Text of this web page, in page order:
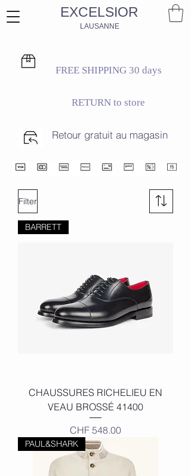
EXCELSIOR
LAUSANNE
FREE SHIPPING 30 days
RETURN to store
Retour gratuit au magasin
Filter
BARRETT
CHAUSSURES RICHELIEU EN
VEAU BROSSÉ 41400
Price
CHF 548.00
PAUL&SHARK